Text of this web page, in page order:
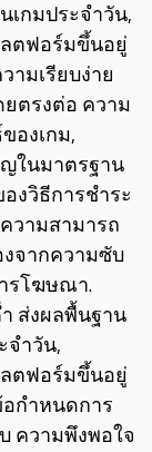
เกมประจำวัน,
ตฟอร์มขึ้นอยู่
ามเรียบง่าย
ตรงต่อ ความ
องเกม,
ในมาตรฐาน
งวิธีการชำระ
วามสามารถ
งจากความซับ
รโฆษณา.
ส่งผลพื้นฐาน
จำวัน,
ตฟอร์มขึ้นอยู่
กำหนดการ
ความพึงพอใจ